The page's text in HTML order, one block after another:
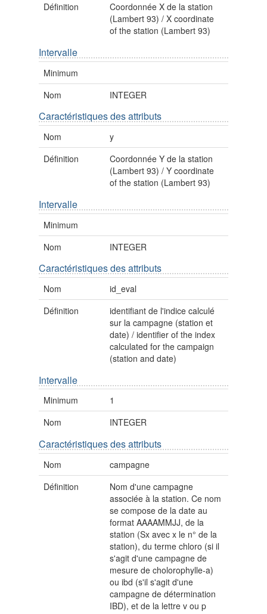
Définition
Coordonnée X de la station
(Lambert 93) / X coordinate
of the station (Lambert 93)
Intervalle
Minimum
Nom
INTEGER
Caractéristiques des attributs
Nom
y
Définition
Coordonnée Y de la station
(Lambert 93) / Y coordinate
of the station (Lambert 93)
Intervalle
Minimum
Nom
INTEGER
Caractéristiques des attributs
Nom
id_eval
Définition
identifiant de l'indice calculé
sur la campagne (station et
date) / identifier of the index
calculated for the campaign
(station and date)
Intervalle
Minimum
1
Nom
INTEGER
Caractéristiques des attributs
Nom
campagne
Définition
Nom d'une campagne
associée à la station. Ce nom
se compose de la date au
format AAAAMMJJ, de la
station (Sx avec x le n° de la
station), du terme chloro (si il
s'agit d'une campagne de
mesure de cholorophylle-a)
ou ibd (s'il s'agit d'une
campagne de détermination
IBD), et de la lettre v ou p